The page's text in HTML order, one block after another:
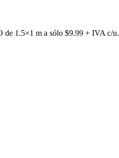
de 1.5×1 m a sólo $9.99 + IVA c/u.